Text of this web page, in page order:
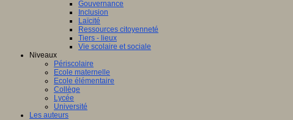
Gouvernance
Inclusion
Laïcité
Ressources citoyenneté
Tiers - lieux
Vie scolaire et sociale
Niveaux
Périscolaire
Ecole maternelle
Ecole élémentaire
Collège
Lycée
Université
Les auteurs